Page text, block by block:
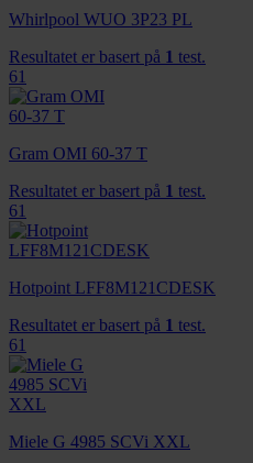
Whirlpool WUO 3P23 PL
Resultatet er basert på 1 test.
61
Gram OMI 60-37 T
Resultatet er basert på 1 test.
61
Hotpoint LFF8M121CDESK
Resultatet er basert på 1 test.
61
Miele G 4985 SCVi XXL